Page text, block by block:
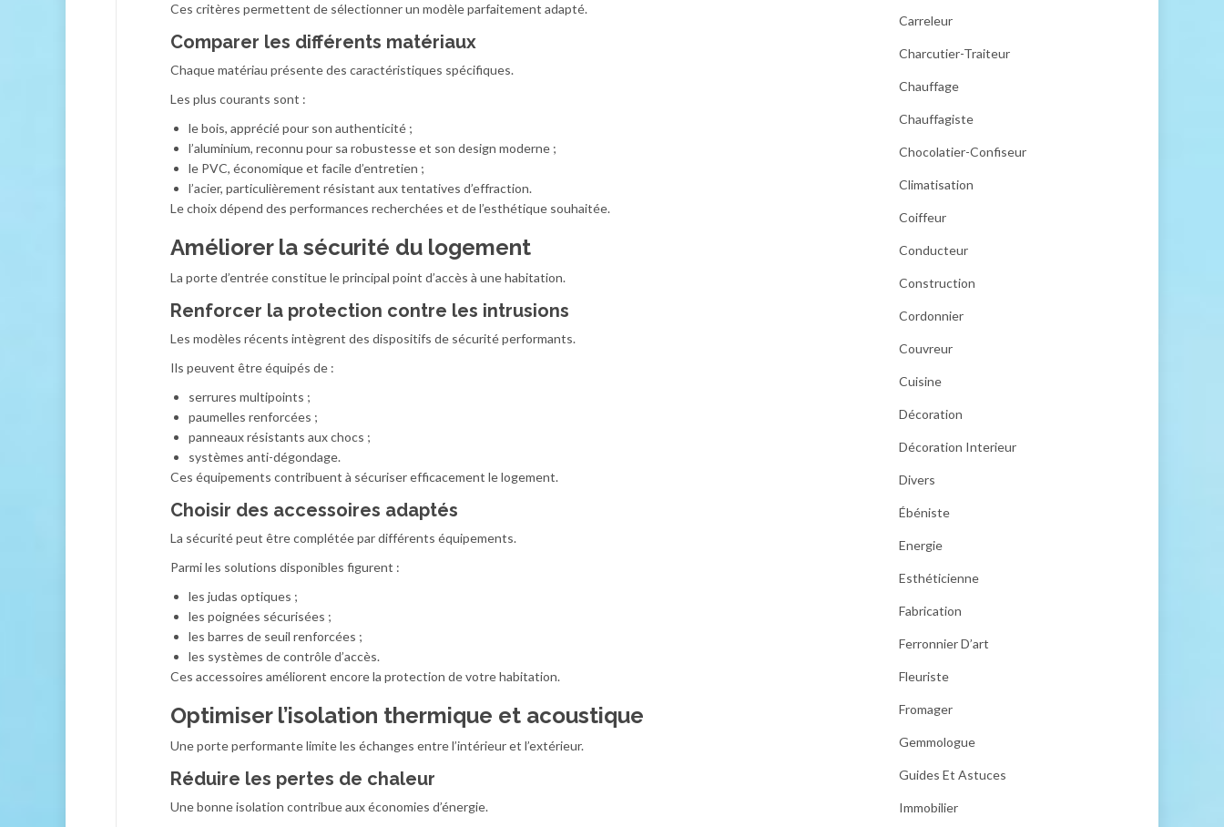
Ces critères permettent de sélectionner un modèle parfaitement adapté.
Comparer les différents matériaux
Chaque matériau présente des caractéristiques spécifiques.
Les plus courants sont :
le bois, apprécié pour son authenticité ;
l’aluminium, reconnu pour sa robustesse et son design moderne ;
le PVC, économique et facile d’entretien ;
l’acier, particulièrement résistant aux tentatives d’effraction.
Le choix dépend des performances recherchées et de l’esthétique souhaitée.
Améliorer la sécurité du logement
La porte d’entrée constitue le principal point d’accès à une habitation.
Renforcer la protection contre les intrusions
Les modèles récents intègrent des dispositifs de sécurité performants.
Ils peuvent être équipés de :
serrures multipoints ;
paumelles renforcées ;
panneaux résistants aux chocs ;
systèmes anti-dégondage.
Ces équipements contribuent à sécuriser efficacement le logement.
Choisir des accessoires adaptés
La sécurité peut être complétée par différents équipements.
Parmi les solutions disponibles figurent :
les judas optiques ;
les poignées sécurisées ;
les barres de seuil renforcées ;
les systèmes de contrôle d’accès.
Ces accessoires améliorent encore la protection de votre habitation.
Optimiser l’isolation thermique et acoustique
Une porte performante limite les échanges entre l’intérieur et l’extérieur.
Réduire les pertes de chaleur
Une bonne isolation contribue aux économies d’énergie.
Carreleur
Charcutier-Traiteur
Chauffage
Chauffagiste
Chocolatier-Confiseur
Climatisation
Coiffeur
Conducteur
Construction
Cordonnier
Couvreur
Cuisine
Décoration
Décoration Interieur
Divers
Ébéniste
Energie
Esthéticienne
Fabrication
Ferronnier D’art
Fleuriste
Fromager
Gemmologue
Guides Et Astuces
Immobilier